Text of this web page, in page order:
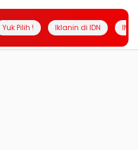
Yuk Pilih ! Iklanin di IDN